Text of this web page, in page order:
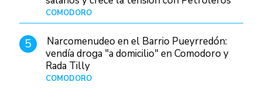
COMODORO
5
Narcomenudeo en el Barrio Pueyrredón:
vendía droga "a domicilio" en Comodoro y
Rada Tilly
COMODORO